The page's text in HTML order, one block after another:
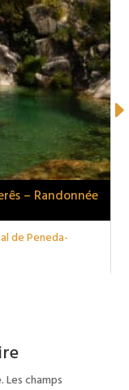
– Randonnée
de Peneda-
Les champs